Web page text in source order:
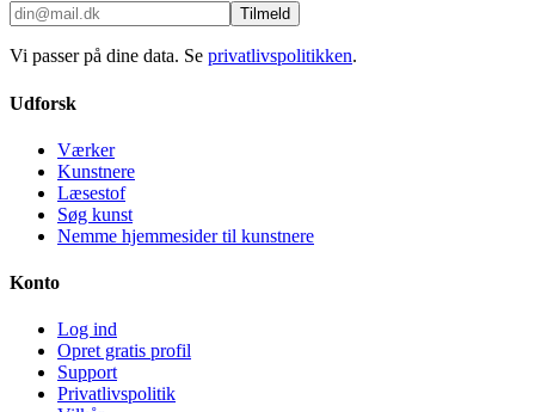
Tilmeld
Vi passer på dine data. Se privatlivspolitikken.
Udforsk
Værker
Kunstnere
Læsestof
Søg kunst
Nemme hjemmesider til kunstnere
Konto
Log ind
Opret gratis profil
Support
Privatlivspolitik